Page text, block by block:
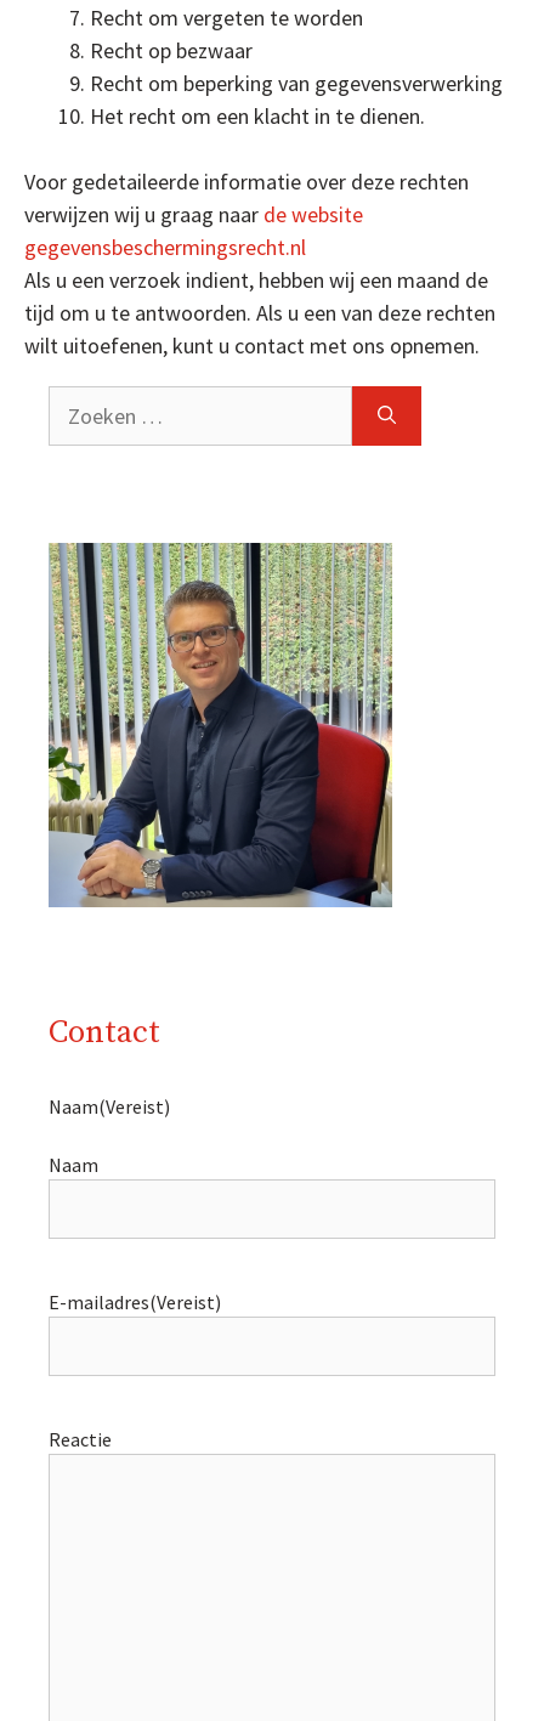
Recht om vergeten te worden
Recht op bezwaar
Recht om beperking van gegevensverwerking
Het recht om een klacht in te dienen.
Voor gedetaileerde informatie over deze rechten
verwijzen wij u graag naar de website
gegevensbeschermingsrecht.nl
Als u een verzoek indient, hebben wij een maand de
tijd om u te antwoorden. Als u een van deze rechten
wilt uitoefenen, kunt u contact met ons opnemen.
Contact
Naam(Vereist)
Naam
E-mailadres(Vereist)
Reactie